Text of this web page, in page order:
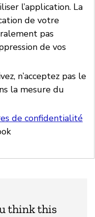
l’application. La
de votre
pas
de vos
n’acceptez pas le
la mesure du
de confidentialité
think this